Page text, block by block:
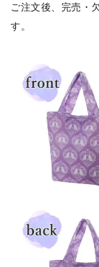
ご注文後、完売・
す。